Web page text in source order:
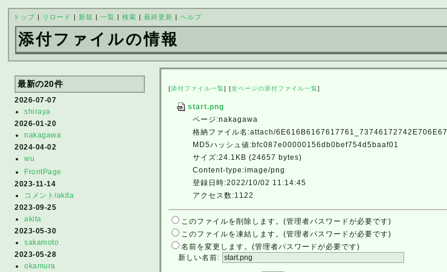
トップ リロード |新規 |一覧 |検索 |最終更新 |ヘルプ
添付ファイルの情報
最新の20件
2026-07-07
shiraya
2026-01-20
nakagawa
2024-04-02
wu
FrontPage
2023-11-14
コメント/akita
2023-09-25
akita
2023-05-30
sakamoto
2023-05-28
okamura
[添付ファイル一覧] [全ページの添付ファイル一覧]
start.png
ページ:nakagawa
格納ファイル名:attach/6E616B6167617761_73746172742E706E67
MD5ハッシュ値:bfc087e00000156db0bef754d5baaf01
サイズ:24.1KB (24657 bytes)
Content-type:image/png
登録日時:2022/10/02 11:14:45
アクセス数:1122
このファイルを削除します。(管理者パスワードが必要です)
このファイルを凍結します。(管理者パスワードが必要です)
名前を変更します。(管理者パスワードが必要です)
新しい名前: